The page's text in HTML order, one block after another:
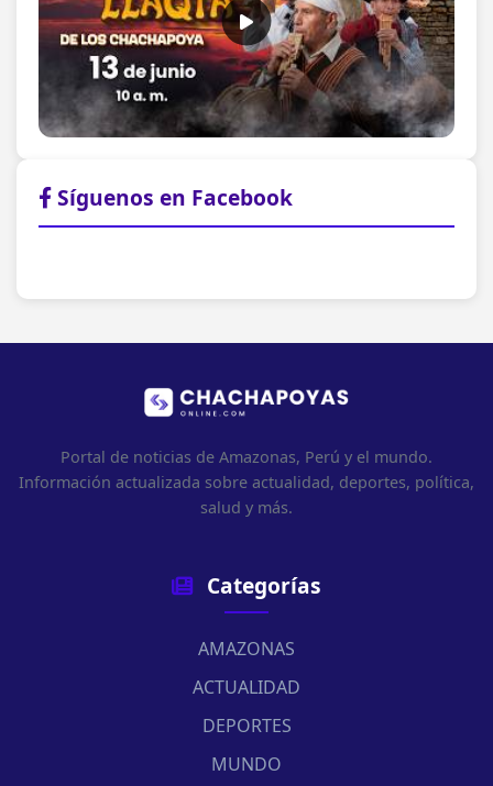
Síguenos en Facebook
Portal de noticias de Amazonas, Perú y el mundo.
Información actualizada sobre actualidad, deportes, política,
salud y más.
Categorías
AMAZONAS
ACTUALIDAD
DEPORTES
MUNDO